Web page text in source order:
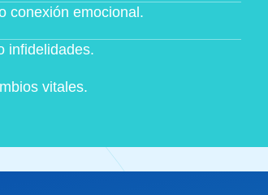
conexión emocional.
infidelidades.
vitales.